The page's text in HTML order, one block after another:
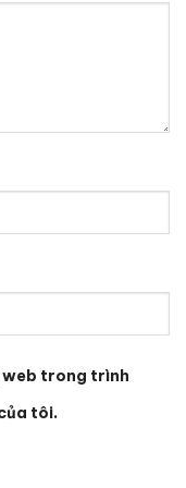
web trong trình
tôi.